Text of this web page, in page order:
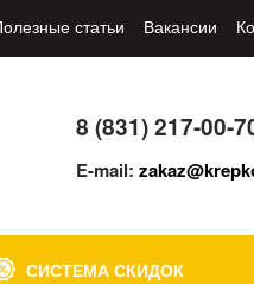
статьи Вакансии
8 (831) 217-00-
E-mail:
СИСТЕМА СКИДОК